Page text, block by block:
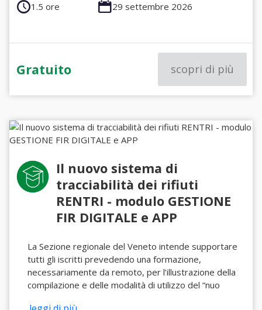
1.5 ore 29 settembre 2026
Gratuito scopri di più
Il nuovo sistema di
tracciabilità dei rifiuti
RENTRI - modulo GESTIONE
FIR DIGITALE e APP
La Sezione regionale del Veneto intende supportare
tutti gli iscritti prevedendo una formazione,
necessariamente da remoto, per l’illustrazione della
compilazione e delle modalità di utilizzo del “nuo